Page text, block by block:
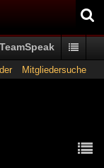
TeamSpeak
Mitgliedersuche